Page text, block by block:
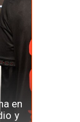
en
y